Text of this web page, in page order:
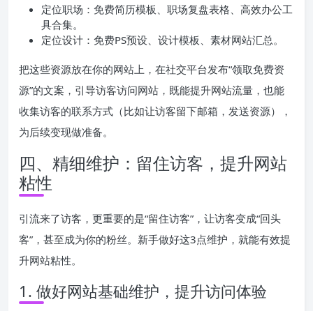
定位职场：免费简历模板、职场复盘表格、高效办公工
具合集。
定位设计：免费PS预设、设计模板、素材网站汇总。
把这些资源放在你的网站上，在社交平台发布“领取免费资
源”的文案，引导访客访问网站，既能提升网站流量，也能
收集访客的联系方式（比如让访客留下邮箱，发送资源），
为后续变现做准备。
四、精细维护：留住访客，提升网站
粘性
引流来了访客，更重要的是“留住访客”，让访客变成“回头
客”，甚至成为你的粉丝。新手做好这3点维护，就能有效提
升网站粘性。
1. 做好网站基础维护，提升访问体验